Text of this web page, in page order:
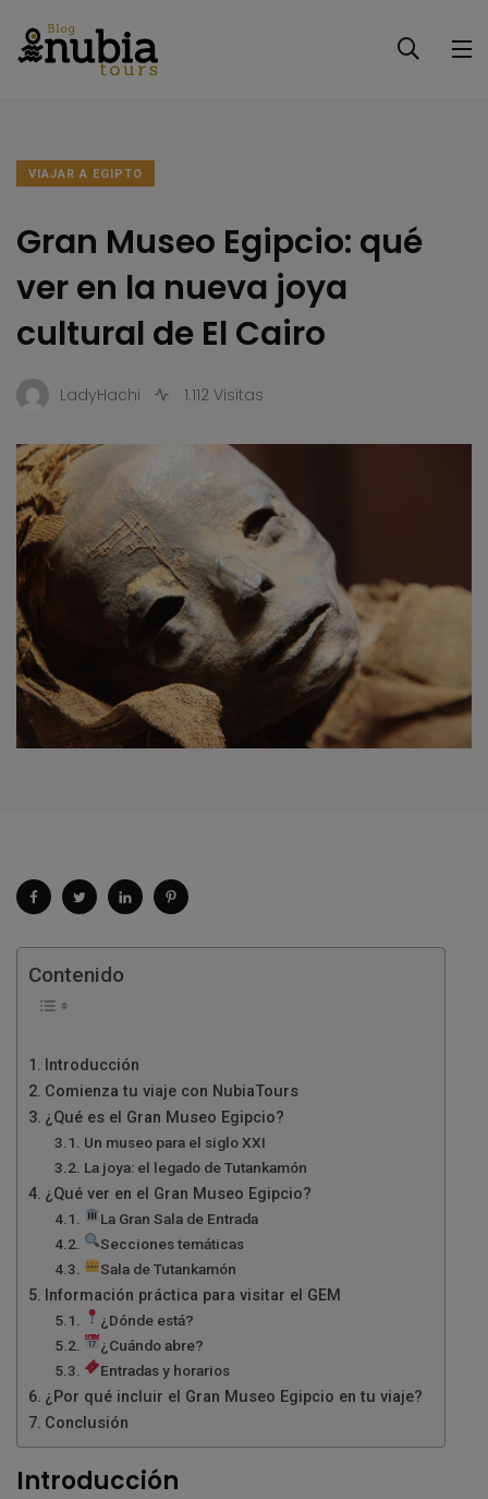
VIAJAR A EGIPTO
Gran Museo Egipcio: qué
ver en la nueva joya
cultural de El Cairo
LadyHachi 1.112 Visitas
Contenido
Introducción
Comienza tu viaje con NubiaTours
¿Qué es el Gran Museo Egipcio?
Un museo para el siglo XXI
La joya: el legado de Tutankamón
¿Qué ver en el Gran Museo Egipcio?
La Gran Sala de Entrada
Secciones temáticas
Sala de Tutankamón
Información práctica para visitar el GEM
¿Dónde está?
¿Cuándo abre?
Entradas y horarios
¿Por qué incluir el Gran Museo Egipcio en tu viaje?
Conclusión
Introducción